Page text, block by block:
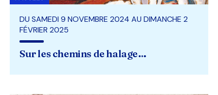
DU SAMEDI 9 NOVEMBRE 2024 AU DIMANCHE 2
FÉVRIER 2025
Sur les chemins de halage…